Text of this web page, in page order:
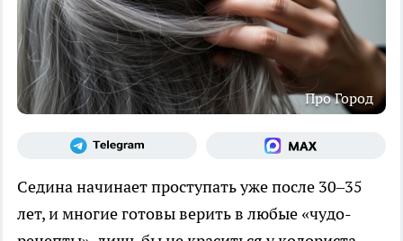
Про Город
Седина начинает проступать уже после 30–35
лет, и многие готовы верить в любые «чудо-